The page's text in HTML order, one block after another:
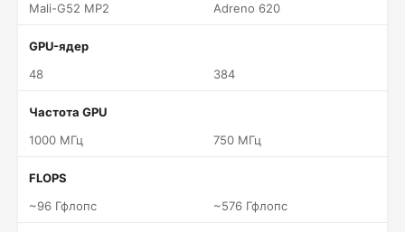
Mali-G52 MP2
Adreno 620
GPU-ядер
48
384
Частота GPU
1000 МГц
750 МГц
FLOPS
~96 Гфлопс
~576 Гфлопс